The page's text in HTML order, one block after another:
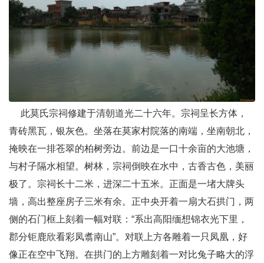
此莫氏宗祠修建于清朝道光二十六年。宗祠呈长方体，
青砖黑瓦，银灰色。坐落在莫家村院落的南端，坐南朝北，
掩映在一排苍翠的柏树旁边。前边是一口十余亩的大池塘，
与村子隔水相望。树林，宗祠倒映在水中，古香古色，美丽
极了。宗祠长十二米，进深二十五米。正面是一堵大牌头
墙，高出整座房子三米有余。正中央开着一扇大石拱门，两
侧的石门框上刻着一幅对联：“系出高阳缅想锦衣光下里，
郡分钜鹿欣看彩凤翥南山”。对联上方各雕着一只凤凰，好
像正在空中飞翔。在拱门的上方雕刻着一对比兔子略大的浮